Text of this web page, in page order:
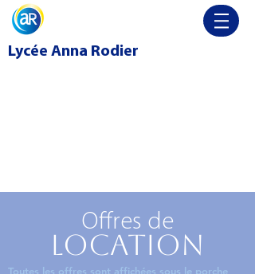
Lycée Anna Rodier
Offres de
location
Toutes les offres sont affichées sous le porche